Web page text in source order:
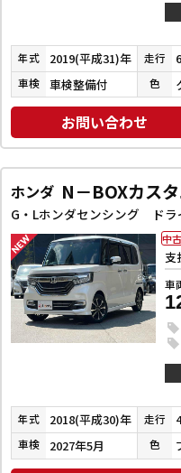
年式 2019(平成31)年 走行
車検 車検整備付 色
お問い合わせ
ホンダ N－BOXカス
支
車
中
年式 2018(平成30)年 走行
車検 2027年5月 色